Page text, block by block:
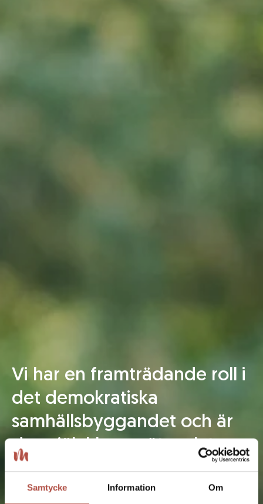
Samtycke Information Om
Vi har en framträdande roll i
det demokratiska
samhällsbyggandet och är
den självklara mötesplatsen
för alla som delar vår
värdegrund.